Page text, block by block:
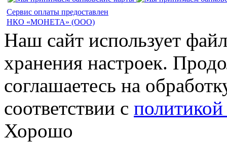
Сервис оплаты предоставлен
НКО «МОНЕТА» (ООО)
Наш сайт использует
хранения настроек.
соглашаетесь на
соответствии с
Хорошо